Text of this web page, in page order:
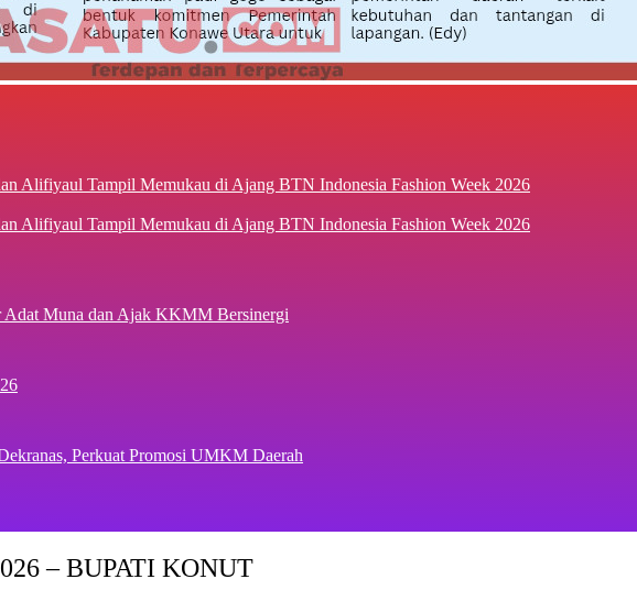
Alifiyaul Tampil Memukau di Ajang BTN Indonesia Fashion Week 2026
Adat Muna dan Ajak KKMM Bersinergi
Perkuat Promosi UMKM Daerah
– BUPATI KONUT